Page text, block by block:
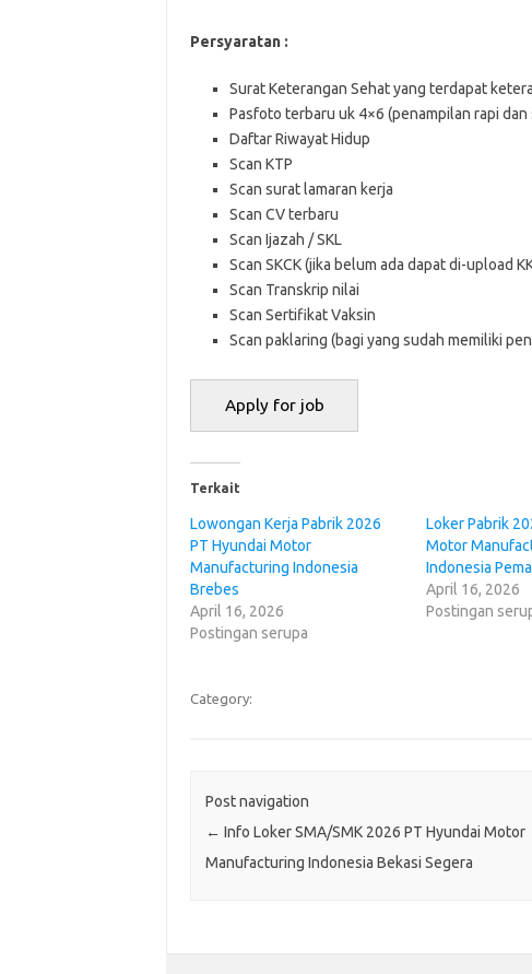
Persyaratan :
Surat Keterangan Sehat yang terdapat
Pasfoto terbaru uk 4×6 (penampilan rapi dan
Daftar Riwayat Hidup
Scan KTP
Scan surat lamaran kerja
Scan CV terbaru
Scan Ijazah / SKL
Scan SKCK (jika belum ada dapat di-upload
Scan Transkrip nilai
Scan Sertifikat Vaksin
Scan paklaring (bagi yang sudah memiliki
Terkait
Lowongan Kerja Pabrik 2026
PT Hyundai Motor
Manufacturing Indonesia
Brebes
April 16, 2026
Postingan serupa
Loker Pabrik
Motor
Indonesia
April 16, 2026
Postingan
Category:
Post navigation
← Info Loker SMA/SMK 2026 PT Hyundai Motor
Manufacturing Indonesia Bekasi Segera